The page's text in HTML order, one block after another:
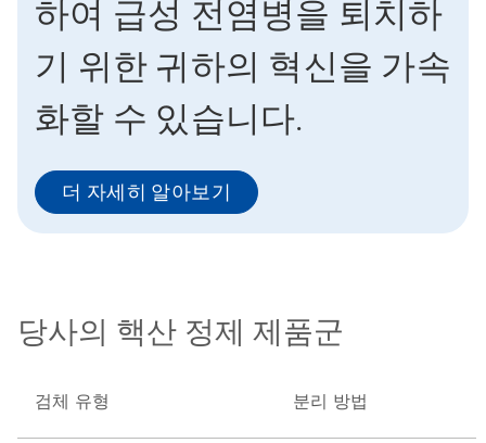
하여 급성 전염병을 퇴치하
기 위한 귀하의 혁신을 가속
화할 수 있습니다.
더 자세히 알아보기
당사의 핵산 정제 제품군